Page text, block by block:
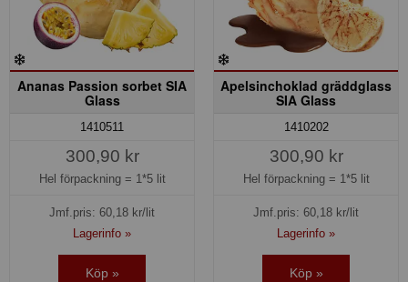
Ananas Passion sorbet SIA
Glass
1410511
300,90 kr
Hel förpackning = 1*5 lit
Jmf.pris: 60,18 kr/lit
Lagerinfo »
Köp »
Apelsinchoklad gräddglass
SIA Glass
1410202
300,90 kr
Hel förpackning = 1*5 lit
Jmf.pris: 60,18 kr/lit
Lagerinfo »
Köp »